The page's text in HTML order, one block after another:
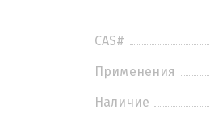
CAS#
Применения
Наличие